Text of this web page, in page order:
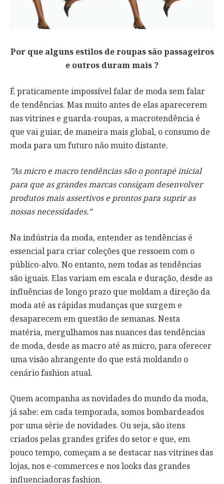
Por que alguns estilos de roupas são passageiros
e outros duram mais ?
É praticamente impossível falar de moda sem falar
de tendências. Mas muito antes de elas aparecerem
nas vitrines e guarda-roupas, a macrotendência é
que vai guiar, de maneira mais global, o consumo de
moda para um futuro não muito distante.
”As micro e macro tendências são o pontapé inicial
para que as grandes marcas consigam desenvolver
produtos mais assertivos e prontos para suprir as
nossas necessidades.”
Na indústria da moda, entender as tendências é
essencial para criar coleções que ressoem com o
público-alvo. No entanto, nem todas as tendências
são iguais. Elas variam em escala e duração, desde as
influências de longo prazo que moldam a direção da
moda até as rápidas mudanças que surgem e
desaparecem em questão de semanas. Nesta
matéria, mergulhamos nas nuances das tendências
de moda, desde as macro até as micro, para oferecer
uma visão abrangente do que está moldando o
cenário fashion atual.
Quem acompanha as novidades do mundo da moda,
já sabe: em cada temporada, somos bombardeados
por uma série de novidades. Ou seja, são itens
criados pelas grandes grifes do setor e que, em
pouco tempo, começam a se destacar nas vitrines das
lojas, nos e-commerces e nos looks das grandes
influenciadoras fashion.